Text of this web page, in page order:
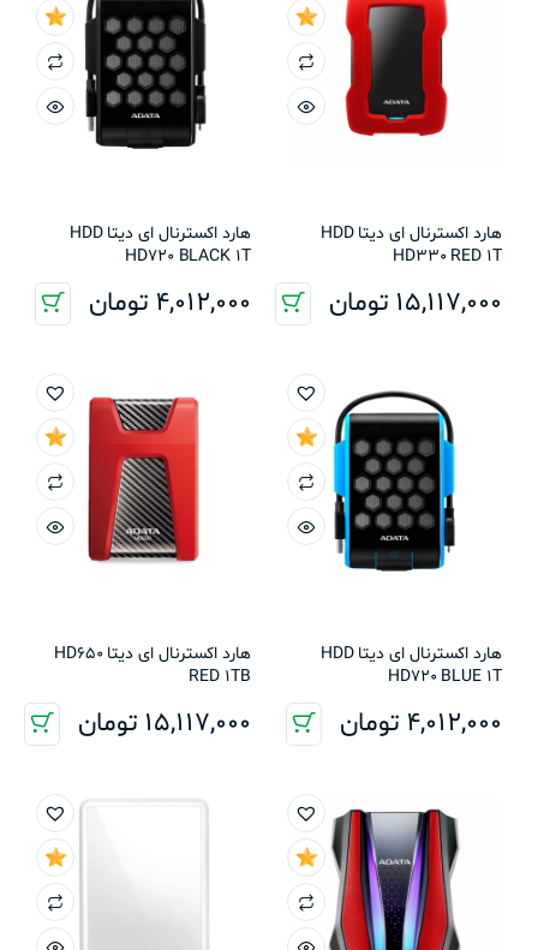
هارد اکسترنال ای دیتا HDD
HD330 RED 1T
15,117,000 تومان
هارد اکسترنال ای دیتا HDD
HD720 BLACK 1T
4,012,000 تومان
هارد اکسترنال ای دیتا HDD
HD720 BLUE 1T
4,012,000 تومان
هارد اکسترنال ای دیتا HD650
RED 1TB
15,117,000 تومان